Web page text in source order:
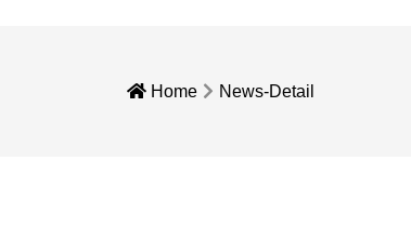
Home News-Detail